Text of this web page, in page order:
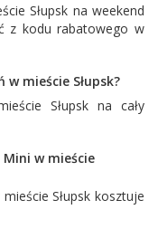
Słupsk na weekend
z kodu rabatowego w
mieście Słupsk?
Słupsk na cały
w mieście
Słupsk kosztuje